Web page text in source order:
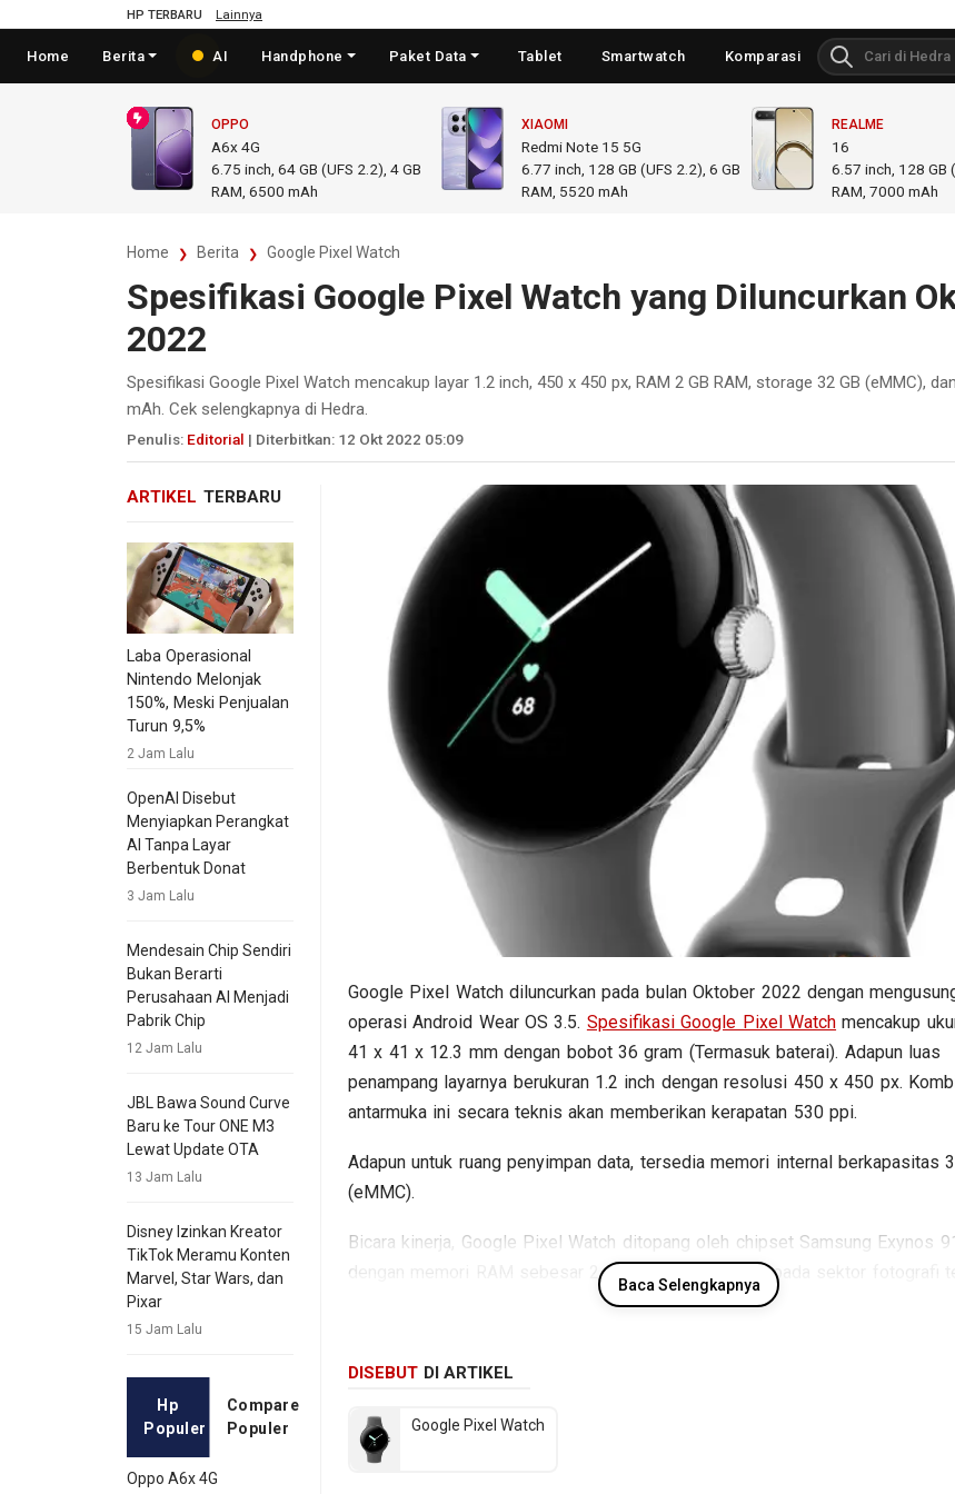
HP TERBARU Lainnya
Home Berita AI Handphone Paket Data Tablet Smartwatch Komparasi
OPPO
A6x 4G
6.75 inch, 64 GB (UFS 2.2), 4 GB
RAM 6500 mAh
XIAOMI
Redmi Note 15 5G
6.77 inch, 128 GB (UFS 2.2), 6 GB
RAM 5520 mAh
REALME
16
6.57 inch, 128 GB
RAM 7000 mAh
Home Berita Google Pixel Watch
Spesifikasi Google Pixel Watch yang Diluncurkan
2022
Spesifikasi Google Pixel Watch mencakup layar 1.2 inch, 450 x 450 px, RAM 2 GB RAM, storage 32 GB (eMMC),
mAh. Cek selengkapnya di Hedra.
Penulis: Editorial | Diterbitkan: 12 Okt 2022 05:09
ARTIKEL TERBARU
Laba Operasional
Nintendo Melonjak
150%, Meski Penjualan
Turun 9,5%
2 Jam Lalu
OpenAI Disebut
Menyiapkan Perangkat
AI Tanpa Layar
Berbentuk Donat
3 Jam Lalu
Mendesain Chip Sendiri
Bukan Berarti
Perusahaan AI Menjadi
Pabrik Chip
12 Jam Lalu
JBL Bawa Sound Curve
Baru ke Tour ONE M3
Lewat Update OTA
13 Jam Lalu
Disney Izinkan Kreator
TikTok Meramu Konten
Marvel, Star Wars, dan
Pixar
15 Jam Lalu
Hp
Populer
Compare
Populer
Oppo A6x 4G
Google Pixel Watch diluncurkan pada bulan Oktober 2022 dengan
operasi Android Wear OS 3.5. Spesifikasi Google Pixel Watch mencakup
41 x 41 x 12.3 mm dengan bobot 36 gram (Termasuk baterai). Adapun luas
penampang layarnya berukuran 1.2 inch dengan resolusi 450 x 450 px.
antarmuka ini secara teknis akan memberikan kerapatan 530 ppi.
Adapun untuk ruang penyimpan data, tersedia memori internal berkapasitas
(eMMC).
Bicara kinerja, Google Pixel Watch ditopang oleh chipset Samsung Exynos
dengan memori RAM sebesar 2 GB RAM. Sedangkan pada sektor fotografi
kamera belakang Tidak lens dan kamera depan Tidak lens, sementara
Pixel Watch.
Baca Selengkapnya
DISEBUT DI ARTIKEL
Google Pixel Watch